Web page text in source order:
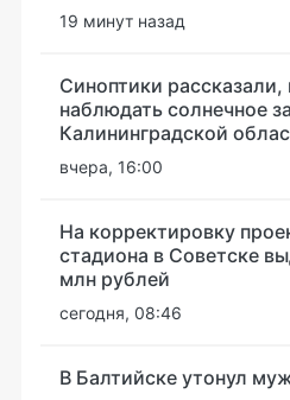
19 минут назад
Синоптики рассказали,
наблюдать солнечное
Калининградской
вчера, 16:00
На корректировку
стадиона в Советске
млн рублей
сегодня, 08:46
В Балтийске утонул